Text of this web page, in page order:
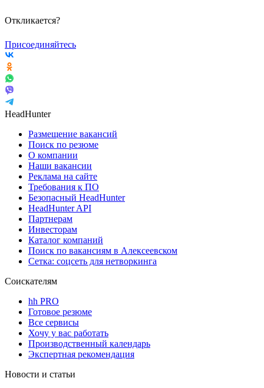
Откликается?
Присоединяйтесь
HeadHunter
Размещение вакансий
Поиск по резюме
О компании
Наши вакансии
Реклама на сайте
Требования к ПО
Безопасный HeadHunter
HeadHunter API
Партнерам
Инвесторам
Каталог компаний
Поиск по вакансиям в Алексеевском
Сетка: соцсеть для нетворкинга
Соискателям
hh PRO
Готовое резюме
Все сервисы
Хочу у вас работать
Производственный календарь
Экспертная рекомендация
Новости и статьи